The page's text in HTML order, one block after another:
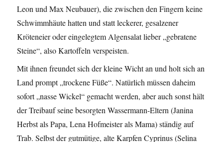
Leon und Max Neubauer), die zwischen den Fingern keine
Schwimmhäute hatten und statt leckerer, gesalzener
Kröteneier oder eingelegtem Algensalat lieber „gebratene
Steine“, also Kartoffeln verspeisten.
Mit ihnen freundet sich der kleine Wicht an und holt sich an
Land prompt „trockene Füße“. Natürlich müssen daheim
sofort „nasse Wickel“ gemacht werden, aber auch sonst hält
der Treibauf seine besorgten Wassermann-Eltern (Janina
Herbst als Papa, Lena Hofmeister als Mama) ständig auf
Trab. Selbst der gutmütige, alte Karpfen Cyprinus (Selina